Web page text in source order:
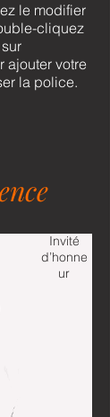
le modifier
cliquez
ajouter votre
la police.
Invité
d’honne
ur